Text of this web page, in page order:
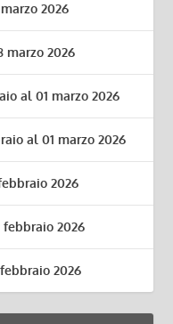
2026
marzo 2026
al 01 marzo 2026
al 01 marzo 2026
2026
2026
2026